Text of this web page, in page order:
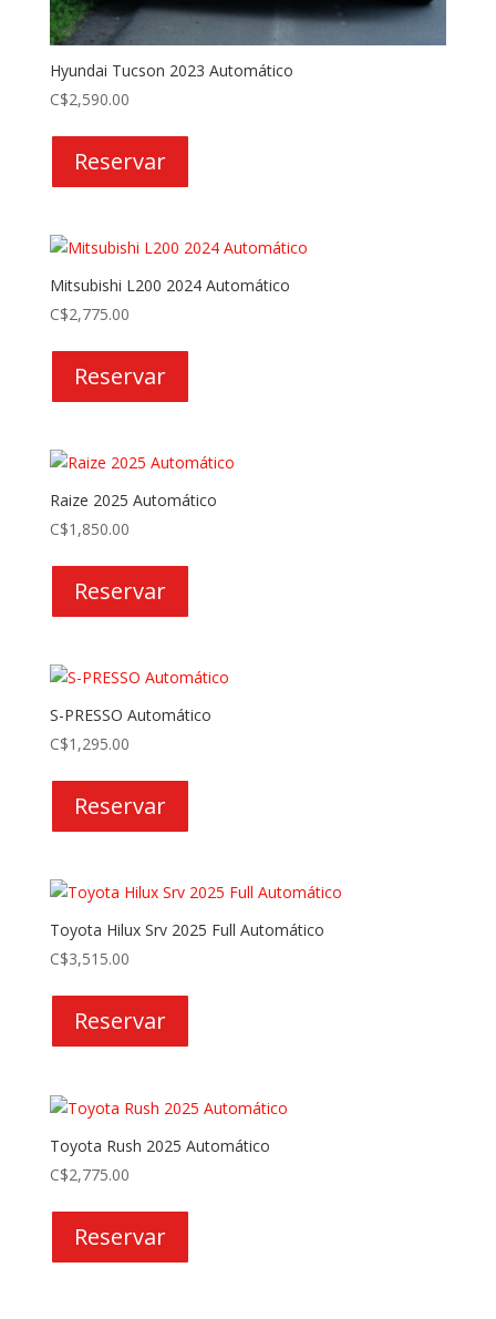
Hyundai Tucson 2023 Automático
C$2,590.00
Reservar
Mitsubishi L200 2024 Automático
C$2,775.00
Reservar
Raize 2025 Automático
C$1,850.00
Reservar
S-PRESSO Automático
C$1,295.00
Reservar
Toyota Hilux Srv 2025 Full Automático
C$3,515.00
Reservar
Toyota Rush 2025 Automático
C$2,775.00
Reservar